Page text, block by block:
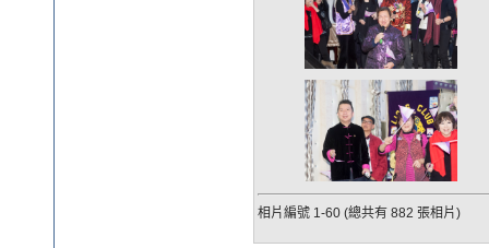
相片編號 1-60 (總共有 882 張相片)